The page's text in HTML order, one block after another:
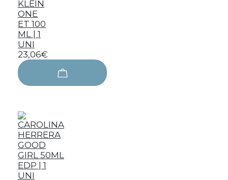
KLEIN
ONE
ET 100
ML | 1
UNI
23,06€